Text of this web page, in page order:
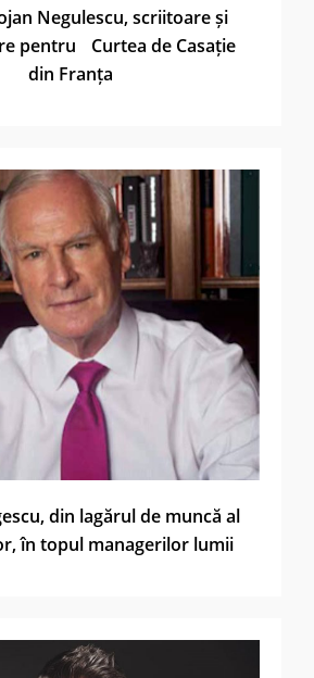
Negulescu, scriitoare și
pentru Curtea de Casație
din Franța
din lagărul de muncă al
în topul managerilor lumii